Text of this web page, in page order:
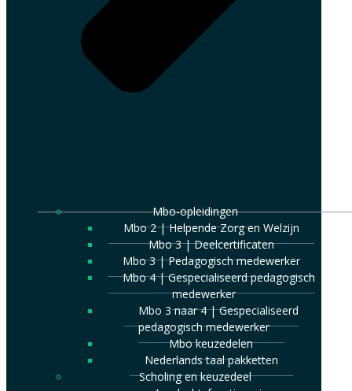
Mbo-opleidingen
Mbo 2 | Helpende Zorg en Welzijn
Mbo 3 | Deelcertificaten
Mbo 3 | Pedagogisch medewerker
Mbo 4 | Gespecialiseerd pedagogisch
medewerker
Mbo 3 naar 4 | Gespecialiseerd
pedagogisch medewerker
Mbo keuzedelen
Nederlands taal pakketten
Scholing en keuzedeel